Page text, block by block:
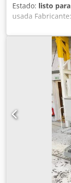
Estado: listo
usada
Al Dof Año de
trabajo Distancia
150 mm – 650
de sujeción de
ranuras en T:
Velocidad
Recorridos
mm Recorrido
Cono del husillo:
Velocidad del
Recorrido del
± 30° Avance
Avance rápido
1670 mm/min
X: 18 mm/min –